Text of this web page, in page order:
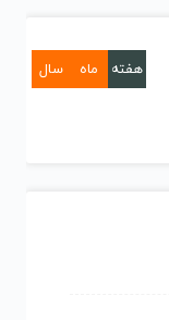
هفته ماه سال